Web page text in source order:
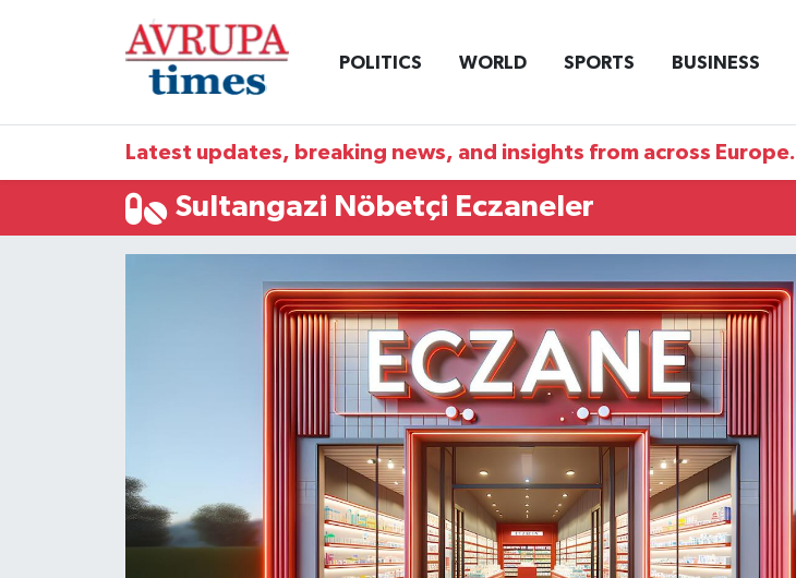
POLITICS WORLD SPORTS BUSINESS
Latest updates, breaking news, and insights from across Europe.
Sultangazi Nöbetçi Eczaneler
Nöbetçi Eczaneler
Namaz Vakitleri
Süper Lig Puan Durumu ve Fikstür
Haber Arşivi